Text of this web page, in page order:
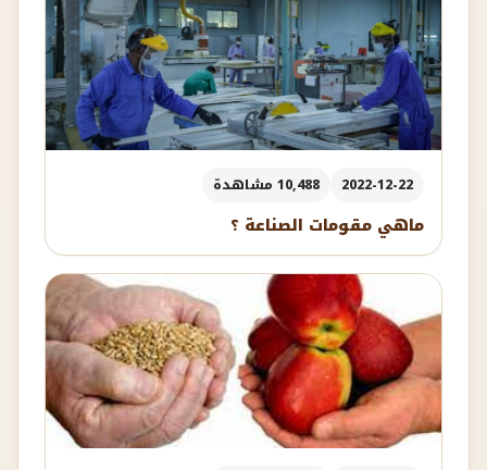
2022-12-22 10,488 مشاهدة
ماهي مقومات الصناعة ؟